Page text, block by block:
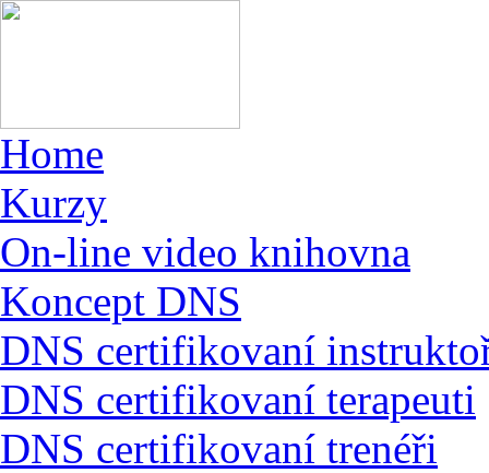
Home
Kurzy
On-line video knihovna
Koncept DNS
DNS certifikovaní
DNS certifikovaní terapeuti
DNS certifikovaní trenéři